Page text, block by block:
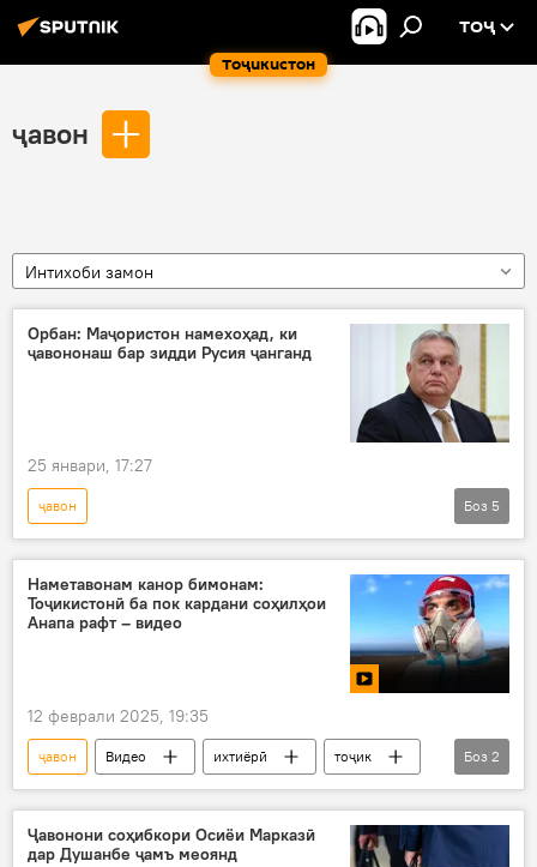
Тоҷикистон
ТОҶ
ҷавон
Интихоби замон
Орбан: Маҷористон намехоҳад, ки
ҷавононаш бар зидди Русия ҷанганд
25 январи, 17:27
ҷавон
Амалиёти вижаи Русия барои ҳимояи Донбасс: охирин хабарҳо
Маҷористон
Русия
Виктор Орбан
Боз 5
Наметавонам канор бимонам:
Тоҷикистонӣ ба пок кардани соҳилҳои
Анапа рафт – видео
12 феврали 2025, 19:35
ҷавон Видео ихтиёрӣ
тоҷик
поксозӣ
муҳити зист
Боз 2
Ҷавонони соҳибкори Осиёи Марказӣ
дар Душанбе ҷамъ меоянд